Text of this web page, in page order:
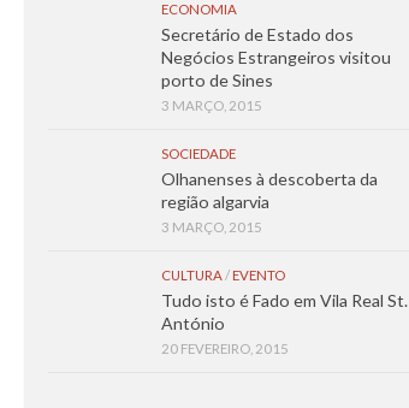
ECONOMIA
Secretário de Estado dos
Negócios Estrangeiros visitou
porto de Sines
3 MARÇO, 2015
SOCIEDADE
Olhanenses à descoberta da
região algarvia
3 MARÇO, 2015
CULTURA/ EVENTO
Tudo isto é Fado em Vila Real St.
António
20 FEVEREIRO, 2015